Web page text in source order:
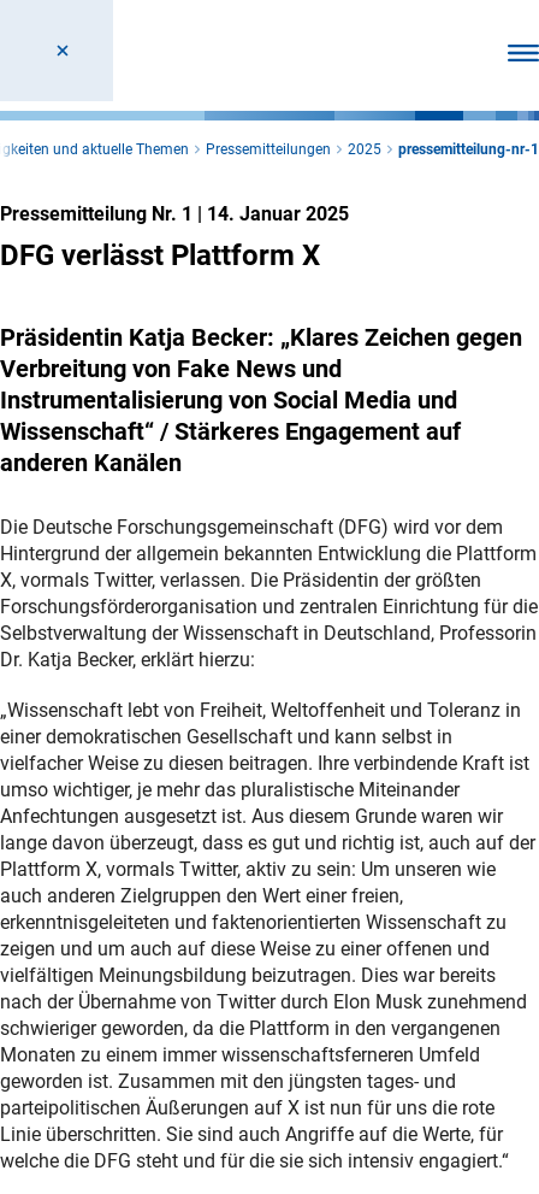
und aktuelle Themen Pressemitteilungen 2025 pressemitteilung-nr-1
Pressemitteilung Nr. 1 | 14. Januar 2025
DFG verlässt Plattform X
Präsidentin Katja Becker: „Klares Zeichen gegen
Verbreitung von Fake News und
Instrumentalisierung von Social Media und
Wissenschaft“ / Stärkeres Engagement auf
anderen Kanälen
Die Deutsche Forschungsgemeinschaft (DFG) wird vor dem
Hintergrund der allgemein bekannten Entwicklung die Plattform
X, vormals Twitter, verlassen. Die Präsidentin der größten
Forschungsförderorganisation und zentralen Einrichtung für die
Selbstverwaltung der Wissenschaft in Deutschland, Professorin
Dr. Katja Becker, erklärt hierzu:
„Wissenschaft lebt von Freiheit, Weltoffenheit und Toleranz in
einer demokratischen Gesellschaft und kann selbst in
vielfacher Weise zu diesen beitragen. Ihre verbindende Kraft ist
umso wichtiger, je mehr das pluralistische Miteinander
Anfechtungen ausgesetzt ist. Aus diesem Grunde waren wir
lange davon überzeugt, dass es gut und richtig ist, auch auf der
Plattform X, vormals Twitter, aktiv zu sein: Um unseren wie
auch anderen Zielgruppen den Wert einer freien,
erkenntnisgeleiteten und faktenorientierten Wissenschaft zu
zeigen und um auch auf diese Weise zu einer offenen und
vielfältigen Meinungsbildung beizutragen. Dies war bereits
nach der Übernahme von Twitter durch Elon Musk zunehmend
schwieriger geworden, da die Plattform in den vergangenen
Monaten zu einem immer wissenschaftsferneren Umfeld
geworden ist. Zusammen mit den jüngsten tages- und
parteipolitischen Äußerungen auf X ist nun für uns die rote
Linie überschritten. Sie sind auch Angriffe auf die Werte, für
welche die DFG steht und für die sie sich intensiv engagiert.“